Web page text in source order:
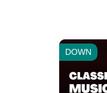
DOWN